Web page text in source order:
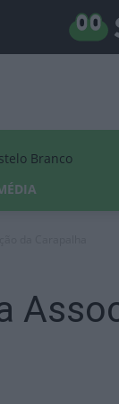
Branco